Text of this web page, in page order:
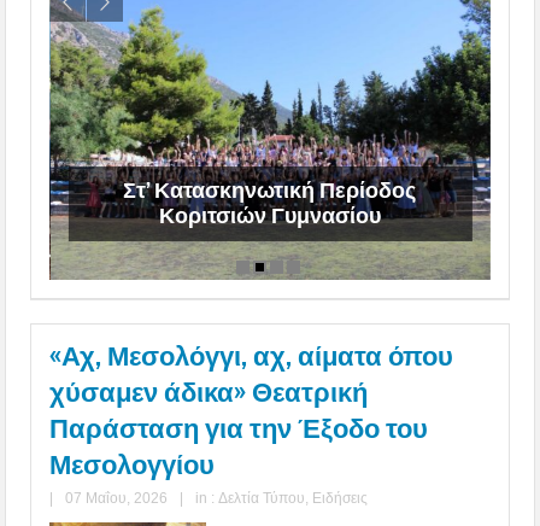
Στ’ Κατασκηνωτική Περίοδος
Κοριτσιών Γυμνασίου
«Αχ, Μεσολόγγι, αχ, αίματα όπου
χύσαμεν άδικα» Θεατρική
Παράσταση για την Έξοδο του
Μεσολογγίου
| 07 Μαΐου, 2026 | in : Δελτία Τύπου Ειδήσεις